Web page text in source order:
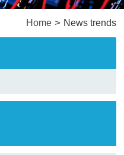
Home > News trends